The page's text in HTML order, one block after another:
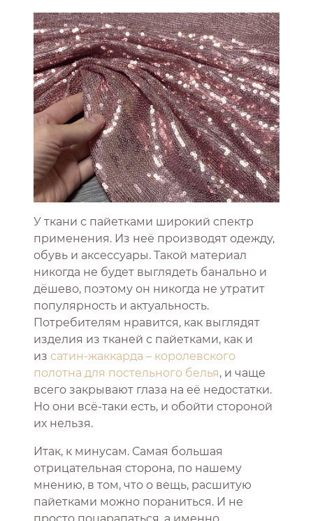
У ткани с пайетками широкий спектр
применения. Из неё производят одежду,
обувь и аксессуары. Такой материал
никогда не будет выглядеть банально и
дёшево, поэтому он никогда не утратит
популярность и актуальность.
Потребителям нравится, как выглядят
изделия из тканей с пайетками, как и
из сатин-жаккарда – королевского
полотна для постельного белья, и чаще
всего закрывают глаза на её недостатки.
Но они всё-таки есть, и обойти стороной
их нельзя.
Итак, к минусам. Самая большая
отрицательная сторона, по нашему
мнению, в том, что о вещь, расшитую
пайетками можно пораниться. И не